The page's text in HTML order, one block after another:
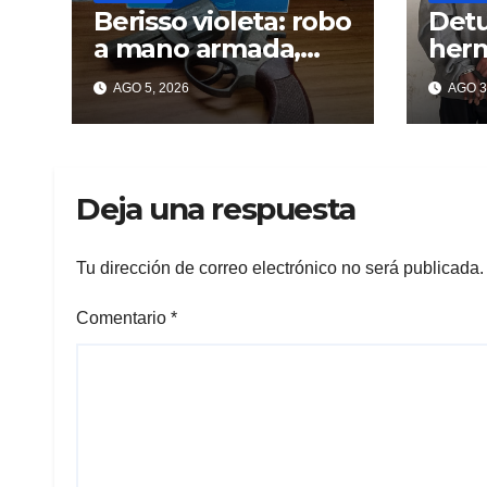
Berisso violeta: robo
a mano armada,
tiros y dos profugos
AGO 5, 2026 AGO
Deja una respuesta
Tu dirección de correo electrónico no será publicada.
Comentario *